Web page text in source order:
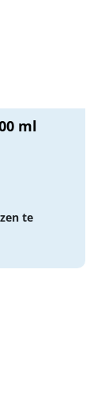
ml
te